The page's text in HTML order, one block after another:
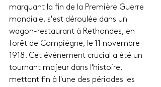
marquant la fin de la Première Guerre
mondiale, s'est déroulée dans un
wagon-restaurant à Rethondes, en
forêt de Compiègne, le 11 novembre
1918. Cet événement crucial a été un
tournant majeur dans l'histoire,
mettant fin à l'une des périodes les